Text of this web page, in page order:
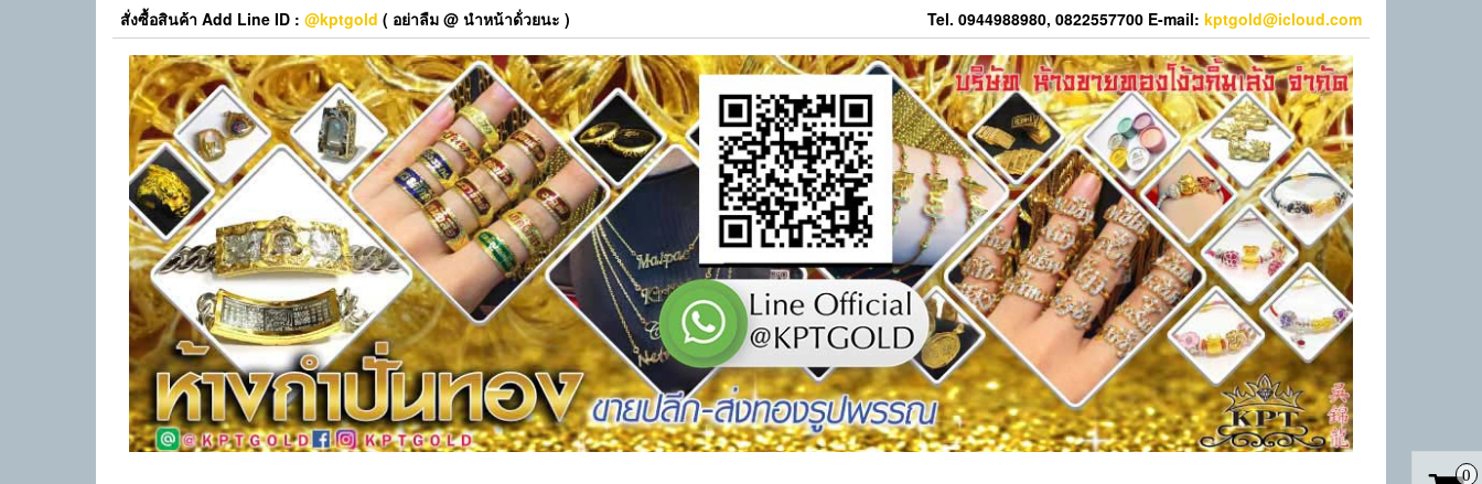
สั่งซื้อสินค้า Add Line ID : @kptgold ( อย่าลืม @ นำหน้าด้่วยนะ ) Tel. 0944988980, 0822557700 E-mail: kptgold@icloud.com
0